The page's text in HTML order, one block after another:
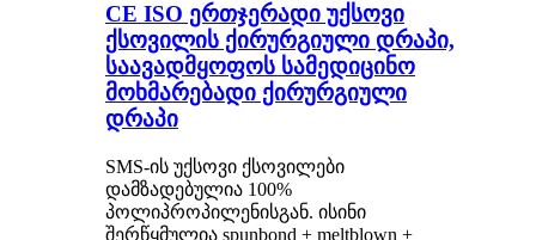
CE ISO ერთჯერადი უქსოვი
ქსოვილის ქირურგიული დრაპი,
საავადმყოფოს სამედიცინო
მოხმარებადი ქირურგიული
დრაპი
SMS-ის უქსოვი ქსოვილები
დამზადებულია 100%
პოლიპროპილენისგან. ისინი
შერწყმულია spunbond + meltblown +